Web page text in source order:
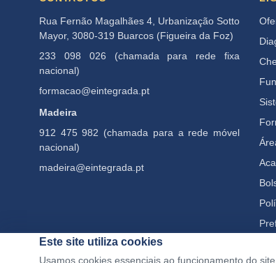
Rua Fernão Magalhães 4, Urbanização Sotto
Mayor, 3080-319 Buarcos (Figueira da Foz)
233 098 026 (chamada para rede fixa
nacional)
formacao@eintegrada.pt
Madeira
912 475 982 (chamada para a rede móvel
nacional)
madeira@eintegrada.pt
Este site utiliza cookies
Usamos cookies essenciais ao funcionamento do